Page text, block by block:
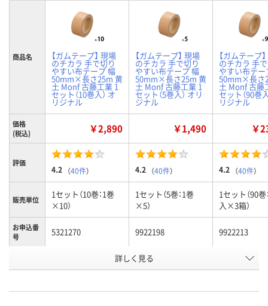
商品名 【ガムテープ】 現場
のチカラ 手で切り
やすい布テープ 幅
50mm×長さ25m 黄
土 Monf 古藤工業 1
セット（10巻入） オ
リジナル
【ガムテープ】 現場
のチカラ 手で切り
やすい布テープ 幅
50mm×長さ25m 黄
土 Monf 古藤工業 1
セット（5巻入） オリ
ジナル
【ガムテープ
のチカラ 手
やすい布テー
50mm×長さ
土 Monf 古藤
セット（90巻
リジナル
価格
(税込)
￥2,890 ￥1,490 ￥
評価
4.2 （40件） 4.2 （40件） 4.2 （40件）
販売単位
1セット（10巻：1巻
×10）
1セット（5巻：1巻
×5）
1セット（90巻
入×3箱）
お申込番
号
5321270 9922198 9922213
あり
詳しく見る